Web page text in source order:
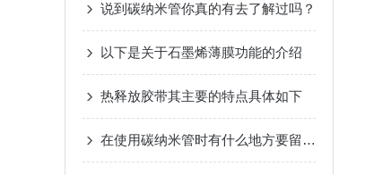
说到碳纳米管你真的有去了解过吗？
以下是关于石墨烯薄膜功能的介绍
热释放胶带其主要的特点具体如下
在使用碳纳米管时有什么地方要留意的呢？